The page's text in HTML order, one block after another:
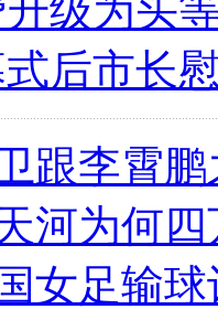
级为头
后市长
跟李霄
河为何
女足输